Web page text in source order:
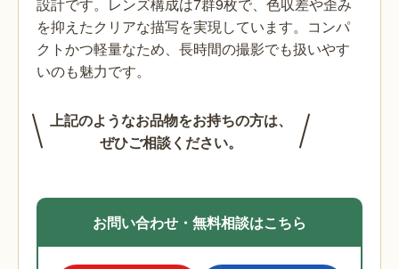
設計です。レンズ構成は7群9枚で、色収差や歪み
を抑えたクリアな描写を実現しています。コンパ
クトかつ軽量なため、長時間の撮影でも扱いやす
いのも魅力です。
上記のようなお品物をお持ちの方は、
ぜひご相談ください。
お問い合わせ・無料相談はこちら